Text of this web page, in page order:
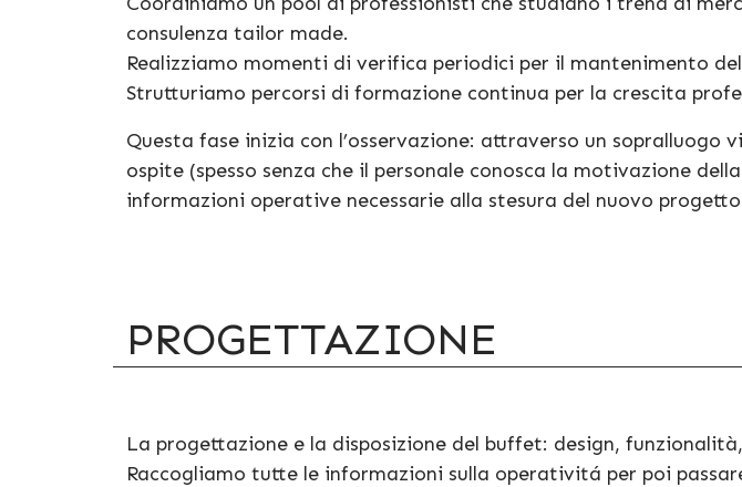
consulenza tailor made.
Realizziamo momenti di verifica periodici per il mantenimento
Strutturiamo percorsi di formazione continua per la crescita
Questa fase inizia con l’osservazione: attraverso un
ospite (spesso senza che il personale conosca la motivazione
informazioni operative necessarie alla stesura del nuovo
PROGETTAZIONE
La progettazione e la disposizione del buffet: design,
Raccogliamo tutte le informazioni sulla operativitá per poi